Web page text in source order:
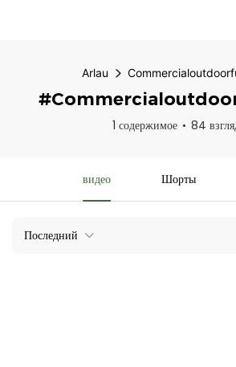
Arlau
1 содержимое 84
видео Шорты
Последний